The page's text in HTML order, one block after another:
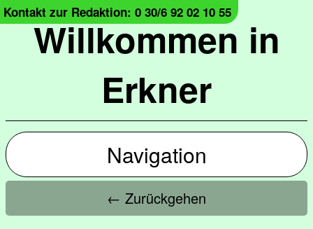
Willkommen in
Erkner
Kontakt zur Redaktion: 0 30/6 92 02 10 55
Navigation
← Zurückgehen